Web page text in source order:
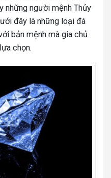
những người mệnh Thủy
đây là những loại đá
bản mệnh mà gia chủ
chọn.